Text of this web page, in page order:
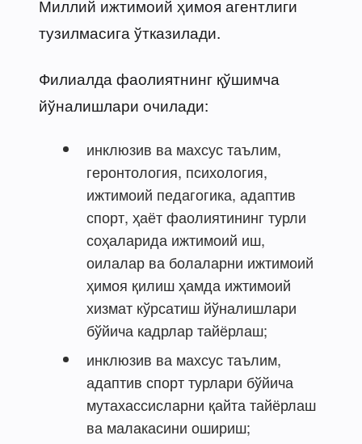
Миллий ижтимоий ҳимоя агентлиги
тузилмасига ўтказилади.
Филиалда фаолиятнинг қўшимча
йўналишлари очилади:
инклюзив ва махсус таълим,
геронтология, психология,
ижтимоий педагогика, адаптив
спорт, ҳаёт фаолиятининг турли
соҳаларида ижтимоий иш,
оилалар ва болаларни ижтимоий
ҳимоя қилиш ҳамда ижтимоий
хизмат кўрсатиш йўналишлари
бўйича кадрлар тайёрлаш;
инклюзив ва махсус таълим,
адаптив спорт турлари бўйича
мутахассисларни қайта тайёрлаш
ва малакасини ошириш;